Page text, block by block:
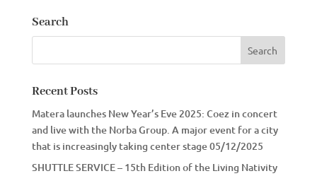
Search
Recent Posts
Matera launches New Year’s Eve 2025: Coez in concert
and live with the Norba Group. A major event for a city
that is increasingly taking center stage05/12/2025
SHUTTLE SERVICE – 15th Edition of the Living Nativity